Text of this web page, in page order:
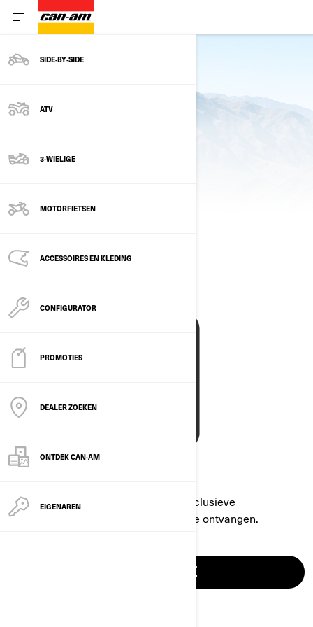
SIDE‑BY‑SIDE
ATV
3-WIELIGE
MOTORFIETSEN
ACCESSOIRES EN KLEDING
CONFIGURATOR
PROMOTIES
DEALER ZOEKEN
ONTDEK CAN-AM
EIGENAREN
EMAILS
Meld je aan voor onze e-mails om exclusieve
aanbiedingen, promoties en nieuws te ontvangen.
MEER INFORMATIE